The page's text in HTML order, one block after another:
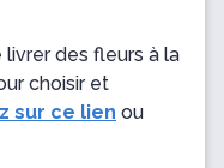
des fleurs à la
choisir et
sur ce lien ou